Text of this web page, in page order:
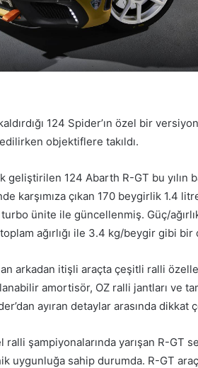
124 Spider’ın özel bir
objektiflere takıldı.
geliştirilen 124 Abarth R-GT bu yılın
karşımıza çıkan 170 beygirlik 1.4
ünite ile güncellenmiş. Güç/
ağırlığı ile 3.4 kg/beygir gibi bir
arkadan itişli araçta çeşitli ralli
amortisör, OZ ralli jantları ve
ayıran detaylar arasında dikkat
şampiyonalarında yarışan R-GT
uygunluğa sahip durumda. R-GT